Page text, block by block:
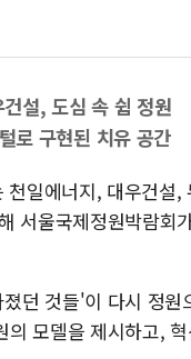
설, 도심 속 쉼 정원
로 구현된 치유 공간
일에너지, 대우건설,
서울국제정원박람회
던 것들'이 다시 정
모델을 제시하고,